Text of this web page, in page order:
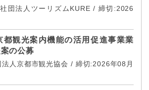
団法人ツーリズムKURE / 締切:2026
都観光案内機能の活用促進事業業
の公募
法人京都市観光協会 / 締切:2026年08月